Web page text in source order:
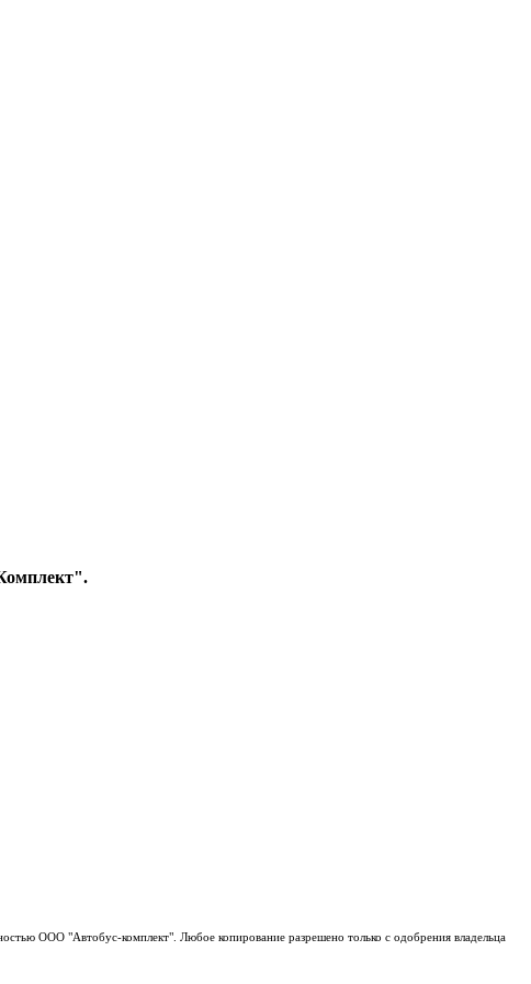
ООО "Автобус-комплект". Любое копирование разрешено только с одобрения владельца